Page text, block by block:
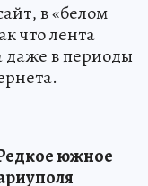
в «белом
что лента
даже в периоды
южное